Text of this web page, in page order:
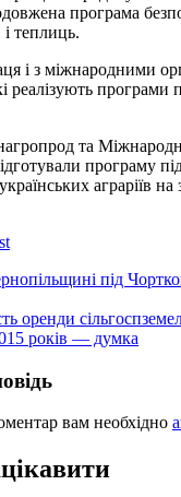
програма
і теплиць.
і з міжнародними
програми
та
програму
аграріїв
під
оренди
років — думка
вам необхідно